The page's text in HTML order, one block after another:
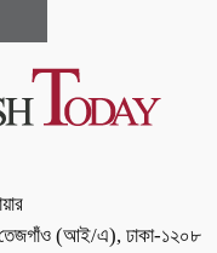
তেজগাঁও (আই/এ), ঢাকা-১২০৮